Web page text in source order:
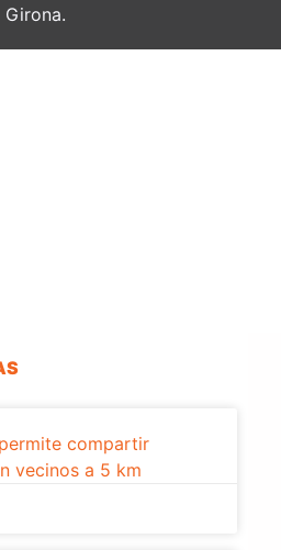
Girona.
compartir
vecinos a 5 km